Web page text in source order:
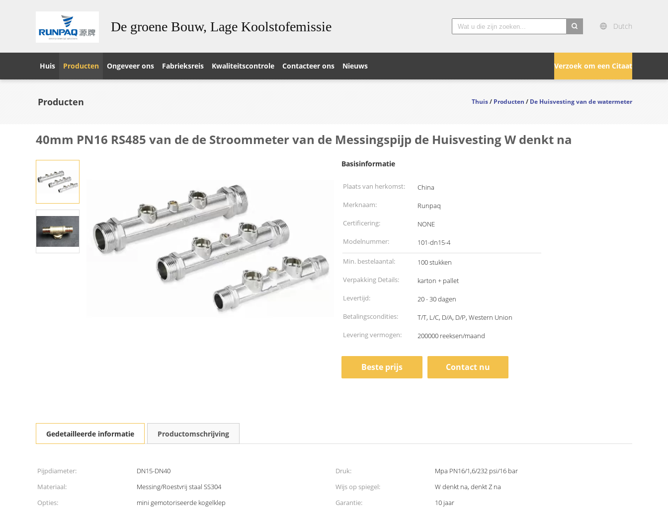
De groene Bouw, Lage Koolstofemissie Dutch
Verzoek om een Citaat
Huis Producten Ongeveer ons Fabrieksreis Kwaliteitscontrole Contacteer ons Nieuws
Producten Thuis/Producten/De Huisvesting van de watermeter
40mm PN16 RS485 van de de Stroommeter van de Messingspijp de Huisvesting W denkt na
Basisinformatie
Plaats van herkomst:
China
Merknaam:
Runpaq
Certificering:
NONE
Modelnummer:
101-dn15-4
Min. bestelaantal:
100 stukken
Verpakking Details:
karton + pallet
Levertijd:
20 - 30 dagen
Betalingscondities:
T/T, L/C, D/A, D/P, Western Union
Levering vermogen:
200000 reeksen/maand
Beste prijs Contact nu
Gedetailleerde informatie Productomschrijving
Pijpdiameter: DN15-DN40 Druk:
Mpa PN16/1,6/232 psi/16 bar
Materiaal:
Messing/Roestvrij staal SS304 Wijs op spiegel:
W denkt na, denkt Z na
Opties:
mini gemotoriseerde kogelklep Garantie:
10 jaar